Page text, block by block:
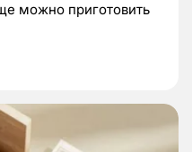
можно приготовить